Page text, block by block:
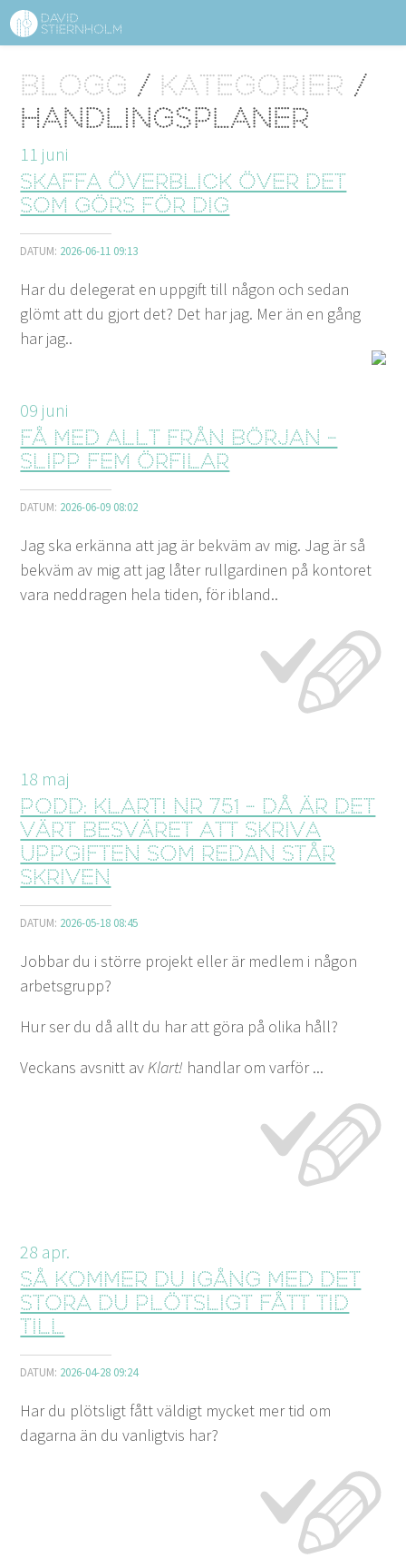
Sidhuvud
Navigering TJÄNSTER
FÖRELÄSNINGAR
KONTAKT
BLOGG
Blogg / Kategorier /
Handlingsplaner
11 juni
Skaffa överblick över det
som görs för dig
DATUM: 2026-06-11 09:13
Har du delegerat en uppgift till någon och sedan
glömt att du gjort det? Det har jag. Mer än en gång
har jag..
09 juni
Få med allt från början -
slipp fem örfilar
DATUM: 2026-06-09 08:02
Jag ska erkänna att jag är bekväm av mig. Jag är så
bekväm av mig att jag låter rullgardinen på kontoret
vara neddragen hela tiden, för ibland..
18 maj
Podd: Klart! nr 751 - Då är det
värt besväret att skriva
uppgiften som redan står
skriven
DATUM: 2026-05-18 08:45
Jobbar du i större projekt eller är medlem i någon
arbetsgrupp?
Hur ser du då allt du har att göra på olika håll?
Veckans avsnitt av Klart! handlar om varför ...
28 apr.
Så kommer du igång med det
stora du plötsligt fått tid
till
DATUM: 2026-04-28 09:24
Har du plötsligt fått väldigt mycket mer tid om
dagarna än du vanligtvis har?